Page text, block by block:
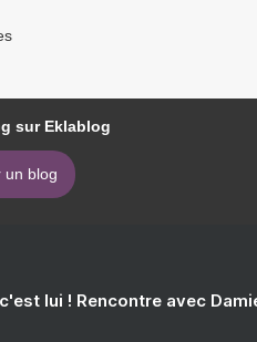
sur Eklablog
un blog
lui ! Rencontre avec